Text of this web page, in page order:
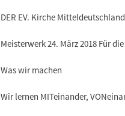
DER EV. Kirche
Meisterwerk 24. März 2018 Für
Was wir machen
Wir lernen MITeinander,